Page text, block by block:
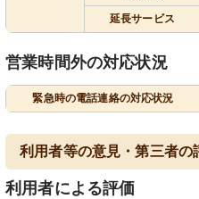
延長サービス
営業時間外の対応状況
緊急時の電話連絡の対応状況
利用者等の意見・第三者の
利用者による評価